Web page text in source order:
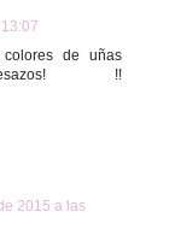
de uñas
!!
2015 a las